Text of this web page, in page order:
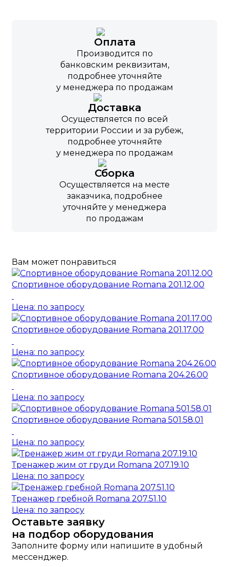
Оплата
Производится по
банковским реквизитам,
подробнее уточняйте
у менеджера по продажам
Доставка
Осуществляется по всей
территории России и за рубеж,
подробнее уточняйте
у менеджера по продажам
Сборка
Осуществляется на месте
заказчика, подробнее
уточняйте у менеджера
по продажам
Вам может понравиться
Спортивное оборудование Romana 201.12.00
Цена: по запросу
Спортивное оборудование Romana 201.17.00
Цена: по запросу
Спортивное оборудование Romana 204.26.00
Цена: по запросу
Спортивное оборудование Romana 501.58.01
Цена: по запросу
Тренажер жим от груди Romana 207.19.10
Цена: по запросу
Тренажер гребной Romana 207.51.10
Цена: по запросу
Оставьте заявку
на подбор оборудования
Заполните форму или напишите в удобный
мессенджер.